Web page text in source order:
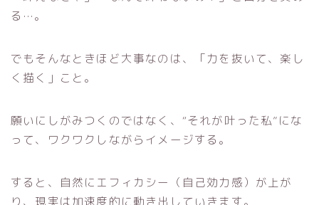
る…。
でもそんなときほど大事なのは、「力を抜いて、楽し
く描く」こと。
願いにしがみつくのではなく、“それが叶った私”にな
って、ワクワクしながらイメージする。
すると、自然にエフィカシー（自己効力感）が上が
り、現実は加速度的に動き出していきます。